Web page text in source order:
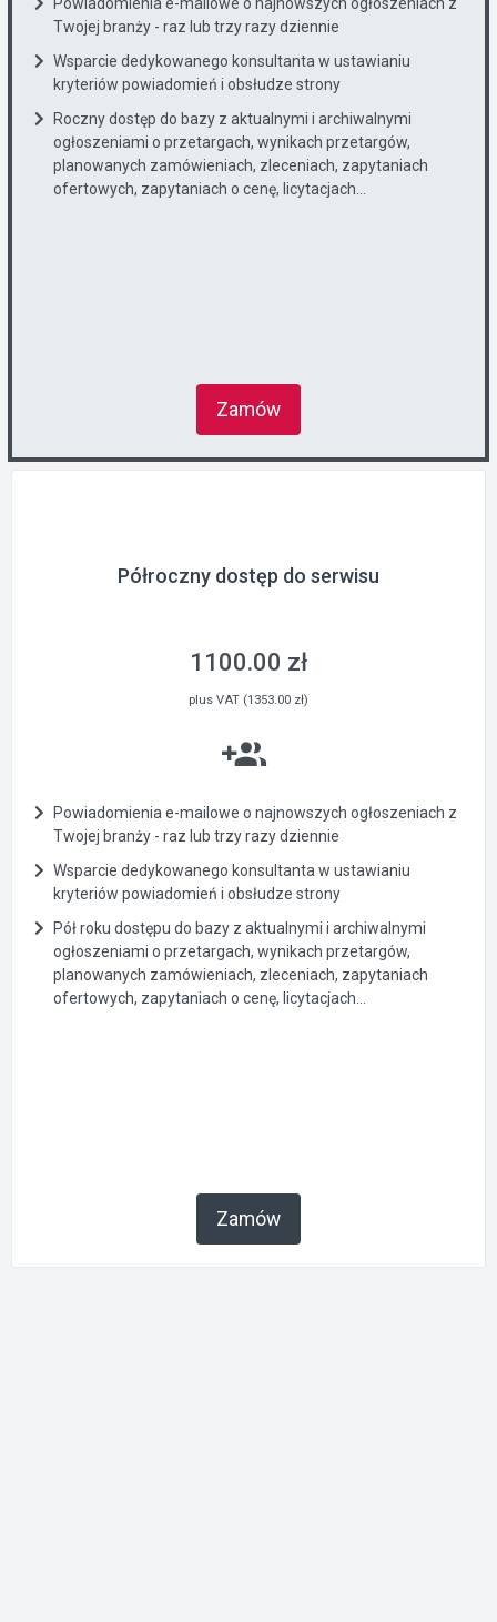
Twojej branży - raz lub trzy razy dziennie
Wsparcie dedykowanego konsultanta w ustawianiu
kryteriów powiadomień i obsłudze strony
Roczny dostęp do bazy z aktualnymi i archiwalnymi
ogłoszeniami o przetargach, wynikach przetargów,
planowanych zamówieniach, zleceniach, zapytaniach
ofertowych, zapytaniach o cenę, licytacjach...
Zamów
Półroczny dostęp do serwisu
1100.00 zł
plus VAT (1353.00 zł)
Powiadomienia e-mailowe o najnowszych ogłoszeniach z
Twojej branży - raz lub trzy razy dziennie
Wsparcie dedykowanego konsultanta w ustawianiu
kryteriów powiadomień i obsłudze strony
Pół roku dostępu do bazy z aktualnymi i archiwalnymi
ogłoszeniami o przetargach, wynikach przetargów,
planowanych zamówieniach, zleceniach, zapytaniach
ofertowych, zapytaniach o cenę, licytacjach...
Zamów